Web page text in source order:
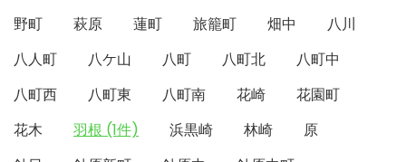
野町
萩原 蓮町 旅籠町 畑中
八川
八人町
八ケ山 八町 八町北
八町中
八町西
八町東 八町南 花崎
花園町
花木
羽根 (1件) 浜黒崎 林崎
原